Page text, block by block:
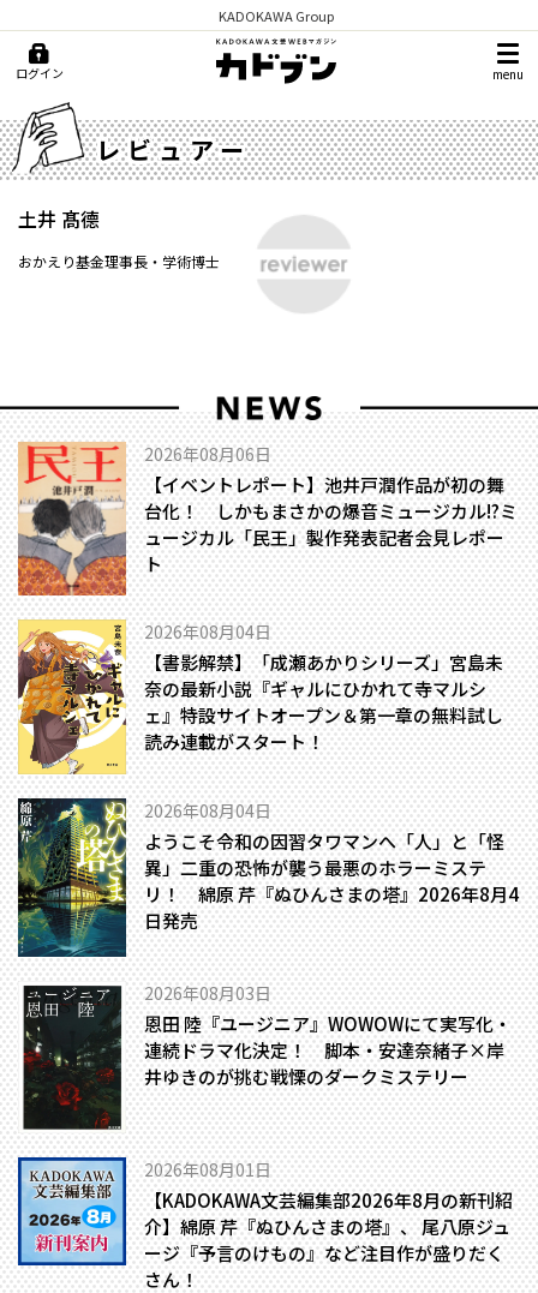
KADOKAWA Group
ログイン menu
レビュアー
土井 髙德
おかえり基金理事長・学術博士
2026年08月06日
【イベントレポート】池井戸潤作品が初の舞
台化！ しかもまさかの爆音ミュージカル!?――ミ
ュージカル「民王」製作発表記者会見レポー
ト
2026年08月04日
【書影解禁】「成瀬あかりシリーズ」宮島未
奈の最新小説『ギャルにひかれて寺マルシ
ェ』特設サイトオープン＆第一章の無料試し
読み連載がスタート！
2026年08月04日
ようこそ令和の因習タワマンへ――「人」と「怪
異」二重の恐怖が襲う最悪のホラーミステ
リ！ 綿原 芹『ぬひんさまの塔』2026年8月4
日発売
2026年08月03日
恩田 陸『ユージニア』WOWOWにて実写化・
連続ドラマ化決定！ 脚本・安達奈緒子×岸
井ゆきのが挑む戦慄のダークミステリー
2026年08月01日
【KADOKAWA文芸編集部2026年8月の新刊紹
介】綿原 芹『ぬひんさまの塔』、 尾八原ジュ
ージ『予言のけもの』など注目作が盛りだく
さん！